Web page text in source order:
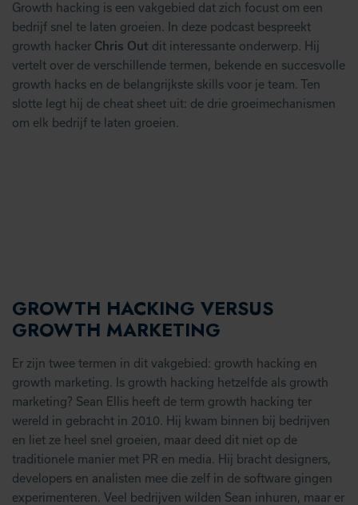
Growth hacking is een vakgebied dat zich focust om een
bedrijf snel te laten groeien. In deze podcast bespreekt
growth hacker Chris Out dit interessante onderwerp. Hij
vertelt over de verschillende termen, bekende en succesvolle
growth hacks en de belangrijkste skills voor je team. Ten
slotte legt hij de cheat sheet uit: de drie groeimechanismen
om elk bedrijf te laten groeien.
GROWTH HACKING VERSUS
GROWTH MARKETING
Er zijn twee termen in dit vakgebied: growth hacking en
growth marketing. Is growth hacking hetzelfde als growth
marketing? Sean Ellis heeft de term growth hacking ter
wereld in gebracht in 2010. Hij kwam binnen bij bedrijven
en liet ze heel snel groeien, maar deed dit niet op de
traditionele manier met PR en media. Hij bracht designers,
developers en analisten mee die zelf in de software gingen
experimenteren. Veel bedrijven wilden Sean inhuren, maar er